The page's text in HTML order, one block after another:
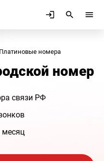
Платиновые номера
номер
связи РФ
месяц